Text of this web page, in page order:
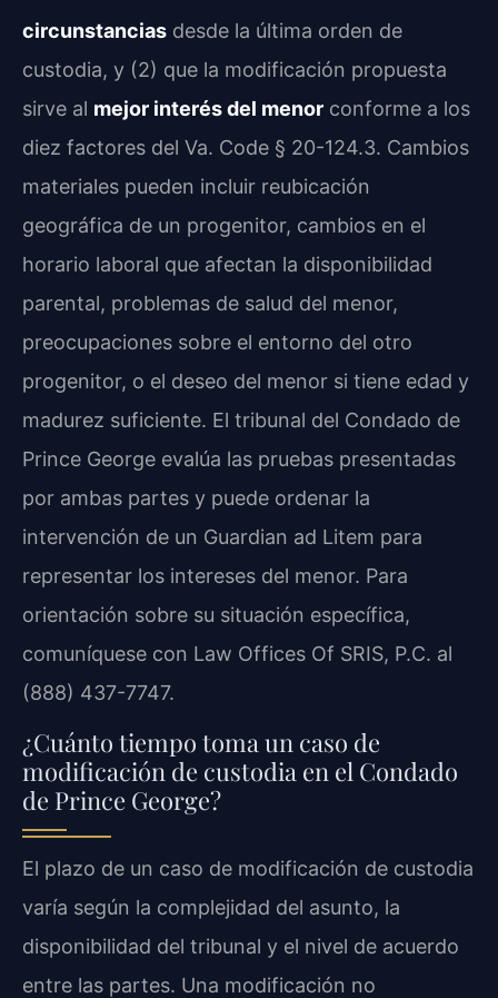
circunstancias desde la última orden de
custodia, y (2) que la modificación propuesta
sirve al mejor interés del menor conforme a los
diez factores del Va. Code § 20-124.3. Cambios
materiales pueden incluir reubicación
geográfica de un progenitor, cambios en el
horario laboral que afectan la disponibilidad
parental, problemas de salud del menor,
preocupaciones sobre el entorno del otro
progenitor, o el deseo del menor si tiene edad y
madurez suficiente. El tribunal del Condado de
Prince George evalúa las pruebas presentadas
por ambas partes y puede ordenar la
intervención de un Guardian ad Litem para
representar los intereses del menor. Para
orientación sobre su situación específica,
comuníquese con Law Offices Of SRIS, P.C. al
(888) 437-7747.
¿Cuánto tiempo toma un caso de
modificación de custodia en el Condado
de Prince George?
El plazo de un caso de modificación de custodia
varía según la complejidad del asunto, la
disponibilidad del tribunal y el nivel de acuerdo
entre las partes. Una modificación no